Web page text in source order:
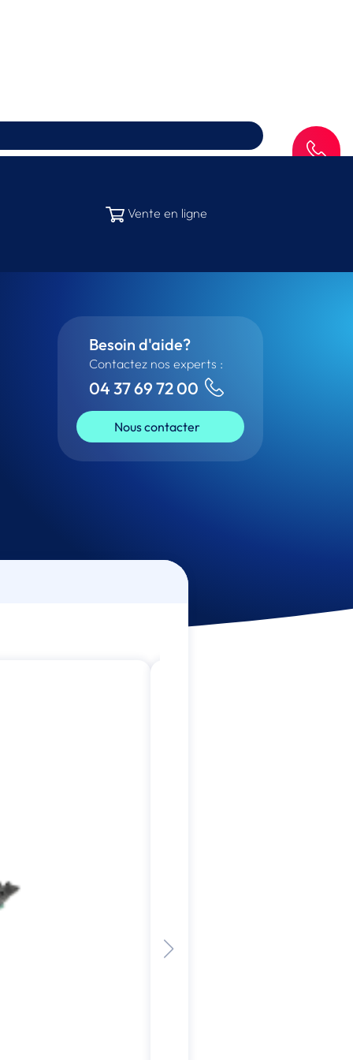
Vente en ligne
Besoin d'aide?
Contactez nos experts :
04 37 69 72 00
Nous contacter